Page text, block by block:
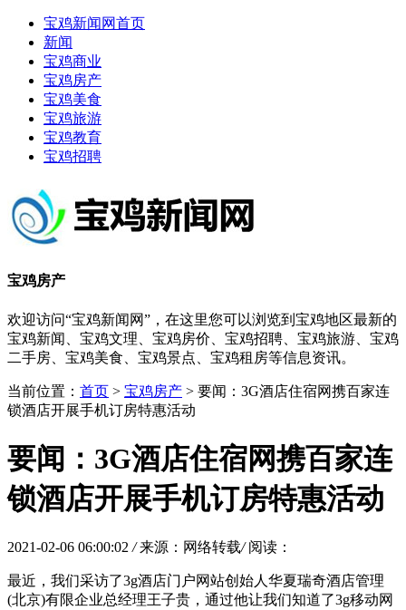
宝鸡新闻网首页
新闻
宝鸡商业
宝鸡房产
宝鸡美食
宝鸡旅游
宝鸡教育
宝鸡招聘
宝鸡房产
欢迎访问“宝鸡新闻网”，在这里您可以浏览到宝鸡地区最新的
宝鸡新闻、宝鸡文理、宝鸡房价、宝鸡招聘、宝鸡旅游、宝鸡
二手房、宝鸡美食、宝鸡景点、宝鸡租房等信息资讯。
当前位置： 首页 > 宝鸡房产 > 要闻：3G酒店住宿网携百家连
锁酒店开展手机订房特惠活动
要闻：3G酒店住宿网携百家连
锁酒店开展手机订房特惠活动
2021-02-06 06:00:02/ 来源：网络转载/ 阅读：
最近，我们采访了3g酒店门户网站创始人华夏瑞奇酒店管理
(北京)有限企业总经理王子贵，通过他让我们知道了3g移动网